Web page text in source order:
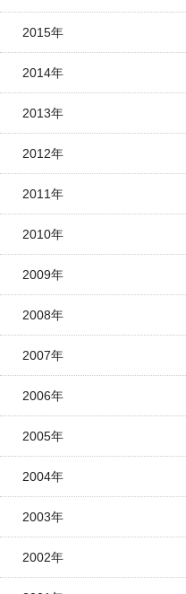
2015年
2014年
2013年
2012年
2011年
2010年
2009年
2008年
2007年
2006年
2005年
2004年
2003年
2002年